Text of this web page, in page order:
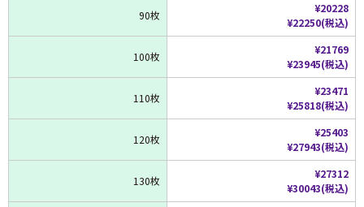
90枚
¥20228
¥22250(税込)
100枚
¥21769
¥23945(税込)
110枚
¥23471
¥25818(税込)
120枚
¥25403
¥27943(税込)
130枚
¥27312
¥30043(税込)